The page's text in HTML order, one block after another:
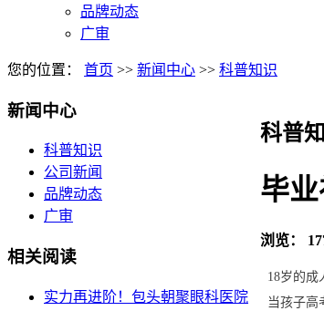
品牌动态
广审
您的位置： 首页 >> 新闻中心 >> 科普知识
科普
毕
浏览：
18岁的成
当孩子
新闻中心
科普知识
公司新闻
品牌动态
广审
相关阅读
实力再进阶！包头朝聚眼科医院